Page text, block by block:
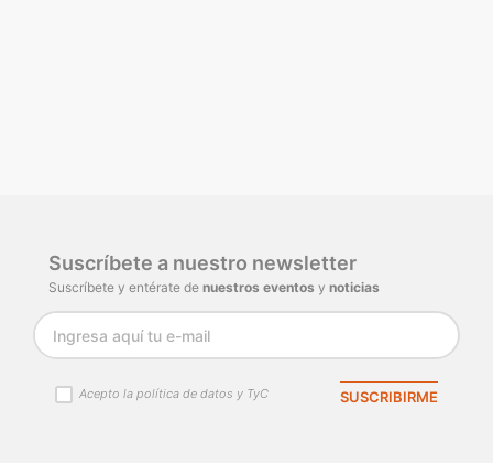
Suscríbete a nuestro newsletter
Suscríbete y entérate de nuestros eventos y noticias
Acepto la política de datos y TyC SUSCRIBIRME